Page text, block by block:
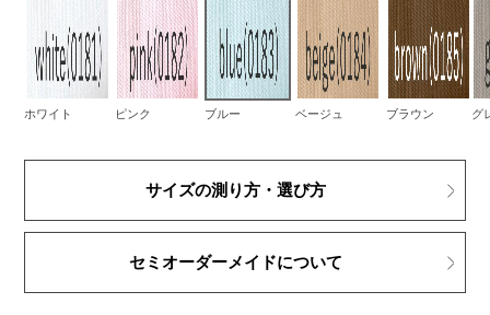
ホワイト ピンク ブルー ベージュ ブラウン グ
サイズの測り方・選び方
セミオーダーメイドについて